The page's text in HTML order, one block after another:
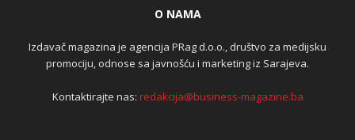
O NAMA
Izdavač magazina je agencija PRag d.o.o., društvo za medijsku
promociju, odnose sa javnošću i marketing iz Sarajeva.
Kontaktirajte nas: redakcija@business-magazine.ba